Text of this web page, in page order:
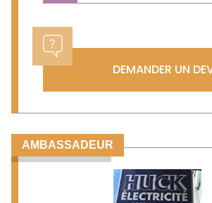
DEMANDER UN
AMBASSADEUR